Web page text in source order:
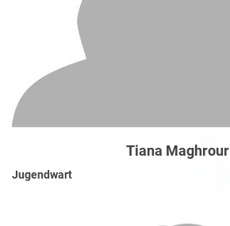
Tiana Maghrour
Jugendwart